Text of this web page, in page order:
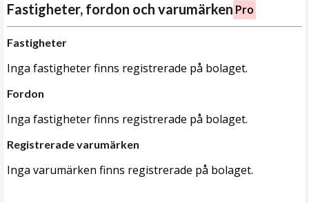
Fastigheter, fordon och varumärken Pro
Fastigheter
Inga fastigheter finns registrerade på bolaget.
Fordon
Inga fastigheter finns registrerade på bolaget.
Registrerade varumärken
Inga varumärken finns registrerade på bolaget.